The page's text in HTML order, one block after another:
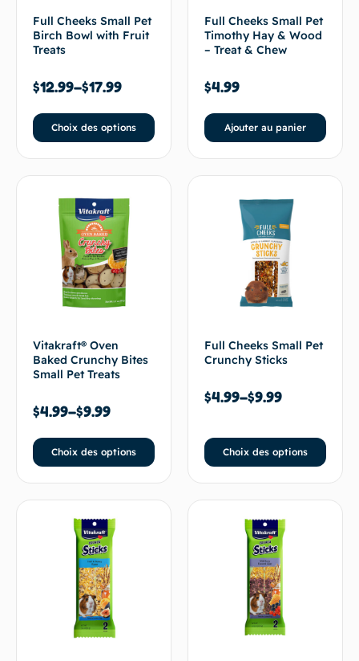
Full Cheeks Small Pet
Birch Bowl with Fruit
Treats
$12.99–$17.99
Choix des options
Full Cheeks Small Pet
Timothy Hay & Wood
– Treat & Chew
$4.99
Ajouter au panier
Vitakraft® Oven
Baked Crunchy Bites
Small Pet Treats
$4.99–$9.99
Choix des options
Full Cheeks Small Pet
Crunchy Sticks
$4.99–$9.99
Choix des options